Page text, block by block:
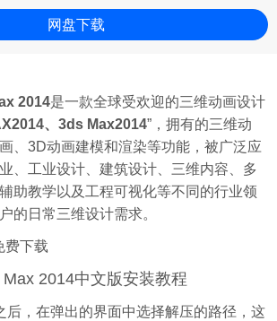
网盘下载
2014是一款全球受欢迎的三维动画设计
、3ds Max2014”，拥有的三维动
、3D动画建模和渲染等功能，被广泛应
、工业设计、建筑设计、三维内容、多
助教学以及工程可视化等不同的行业领
的日常三维设计需求。
2014中文版安装教程
后，在弹出的界面中选择解压的路径，这